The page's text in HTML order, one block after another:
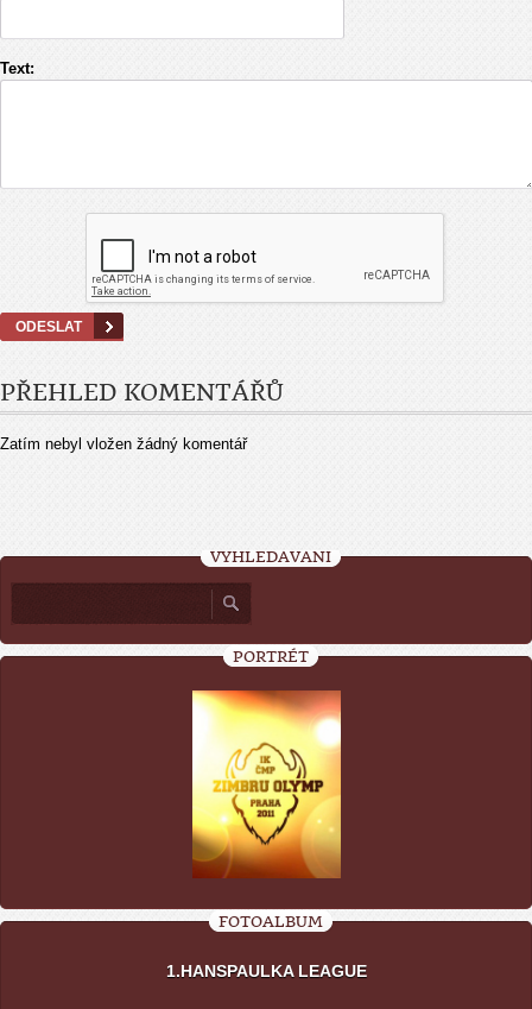
Text:
PŘEHLED KOMENTÁŘŮ
Zatím nebyl vložen žádný komentář
VYHLEDÁVÁNÍ
PORTRÉT
FOTOALBUM
1.HANSPAULKA LEAGUE